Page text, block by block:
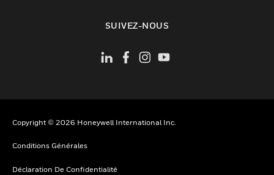
SUIVEZ-NOUS
Copyright © 2026 Honeywell International Inc.
Conditions Générales
Déclaration De Confidentialité